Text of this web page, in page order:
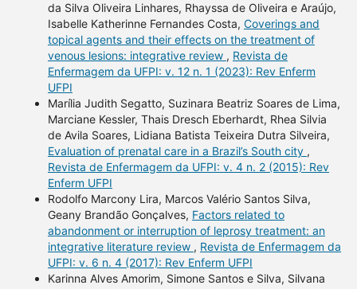
da Silva Oliveira Linhares, Rhayssa de Oliveira e Araújo,
Isabelle Katherinne Fernandes Costa, Coverings and
topical agents and their effects on the treatment of
venous lesions: integrative review , Revista de
Enfermagem da UFPI: v. 12 n. 1 (2023): Rev Enferm
UFPI
Marília Judith Segatto, Suzinara Beatriz Soares de Lima,
Marciane Kessler, Thais Dresch Eberhardt, Rhea Silvia
de Avila Soares, Lidiana Batista Teixeira Dutra Silveira,
Evaluation of prenatal care in a Brazil’s South city ,
Revista de Enfermagem da UFPI: v. 4 n. 2 (2015): Rev
Enferm UFPI
Rodolfo Marcony Lira, Marcos Valério Santos Silva,
Geany Brandão Gonçalves, Factors related to
abandonment or interruption of leprosy treatment: an
integrative literature review , Revista de Enfermagem da
UFPI: v. 6 n. 4 (2017): Rev Enferm UFPI
Karinna Alves Amorim, Simone Santos e Silva, Silvana